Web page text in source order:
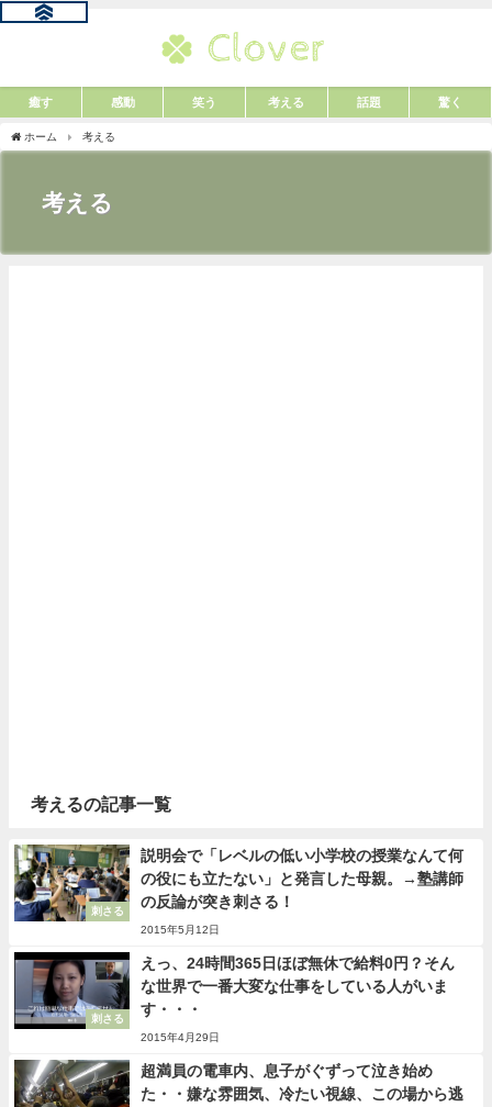
癒す 感動 笑う 考える 話題 驚く
ホーム 考える
考える
考えるの記事一覧
刺さる
説明会で「レベルの低い小学校の授業なんて何
の役にも立たない」と発言した母親。→塾講師
の反論が突き刺さる！
2015年5月12日
刺さる
えっ、24時間365日ほぼ無休で給料0円？そん
な世界で一番大変な仕事をしている人がいま
す・・・
2015年4月29日
超満員の電車内、息子がぐずって泣き始め
た・・嫌な雰囲気、冷たい視線、この場から逃